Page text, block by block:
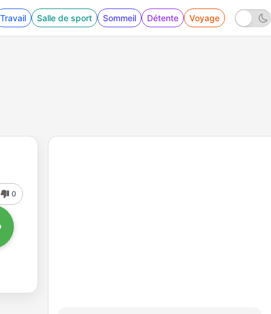
Travail Salle de sport Sommeil Détente Voyage
0